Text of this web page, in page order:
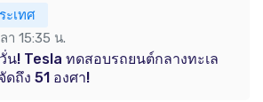
ะเทศ
า 15:35 น.
! Tesla ทดสอบรถยนต์กลางทะเล
ถึง 51 องศา!